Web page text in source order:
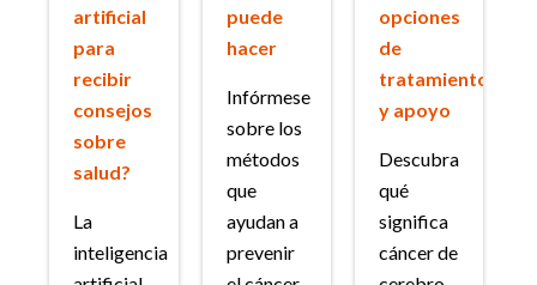
artificial
para
recibir
consejos
sobre
salud?
La
inteligencia
puede
hacer
Infórmese
sobre los
métodos
que
ayudan a
prevenir
opciones
de
tratamiento
y apoyo
Descubra
qué
significa
cáncer de